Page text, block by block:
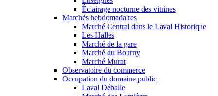
Éclairage nocturne des vitrines
Marchés hebdomadaires
Marché Central dans le Laval Historique
Les Halles
Marché de la gare
Marché du Bourny
Marché Murat
Observatoire du commerce
Occupation du domaine public
Laval Déballe